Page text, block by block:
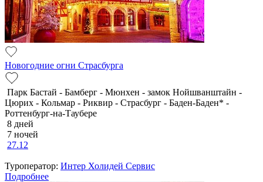
Новогодние огни Страсбурга
Парк Бастай - Бамберг - Мюнхен - замок Нойшванштайн -
Цюрих - Кольмар - Риквир - Страсбург - Баден-Баден* -
Роттенбург-на-Таубере
8 дней
7 ночей
27.12
Туроператор: Интер Холидей Сервис
Подробнее